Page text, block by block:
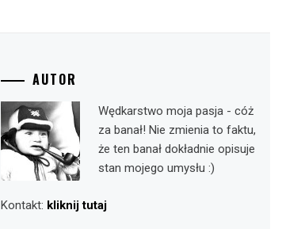
AUTOR
Wędkarstwo moja pasja - cóż
za banał! Nie zmienia to faktu,
że ten banał dokładnie opisuje
stan mojego umysłu :)
Kontakt: kliknij tutaj